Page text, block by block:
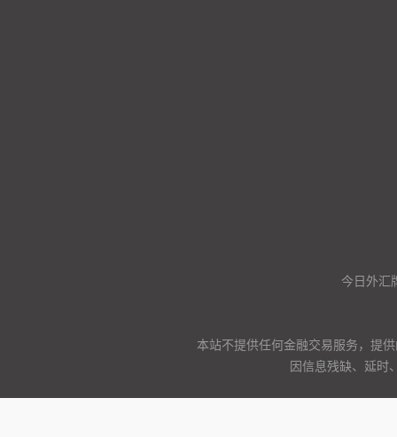
今日外汇
本站不提供任何金融交易服务，提
因信息残缺、延时